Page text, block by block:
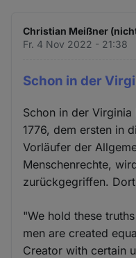
Christian Meißner
Fr. 4 Nov 2022 - 21:38
Schon in der
Schon in der
1776, dem ersten in
Vorläufer der
Menschenrechte,
zurückgegriffen.
"We hold these
men are created
Creator with certain